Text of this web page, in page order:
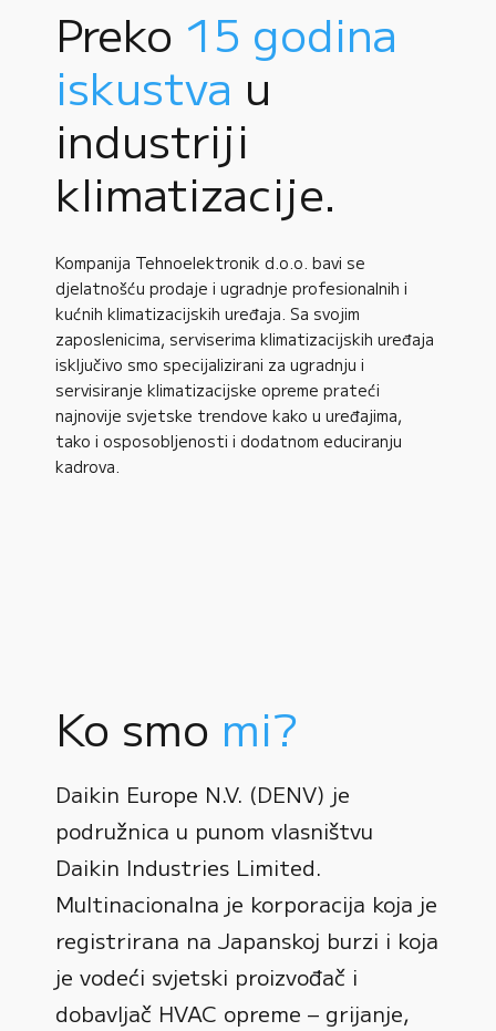
Preko 15 godina
iskustva u
industriji
klimatizacije.
Kompanija Tehnoelektronik d.o.o. bavi se
djelatnošću prodaje i ugradnje profesionalnih i
kućnih klimatizacijskih uređaja. Sa svojim
zaposlenicima, serviserima klimatizacijskih uređaja
isključivo smo specijalizirani za ugradnju i
servisiranje klimatizacijske opreme prateći
najnovije svjetske trendove kako u uređajima,
tako i osposobljenosti i dodatnom educiranju
kadrova.
Ko smo mi?
Daikin Europe N.V. (DENV) je
podružnica u punom vlasništvu
Daikin Industries Limited.
Multinacionalna je korporacija koja je
registrirana na Japanskoj burzi i koja
je vodeći svjetski proizvođač i
dobavljač HVAC opreme – grijanje,
0